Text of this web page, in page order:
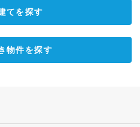
てを探す
物件を探す